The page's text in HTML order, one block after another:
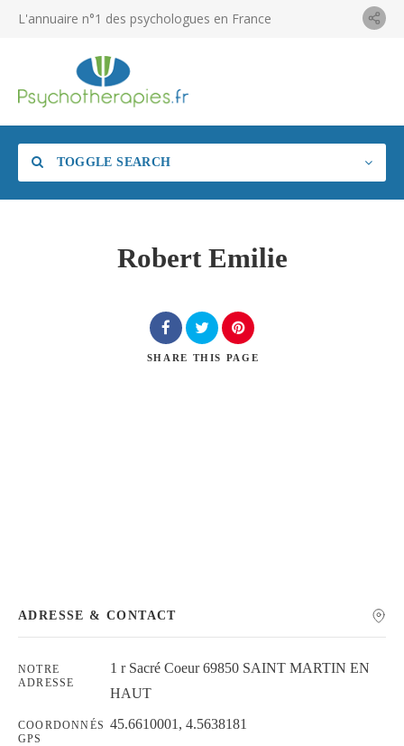
L'annuaire n°1 des psychologues en France
TOGGLE SEARCH
Robert Emilie
SHARE THIS PAGE
ADRESSE & CONTACT
NOTRE
ADRESSE
1 r Sacré Coeur 69850 SAINT MARTIN EN
HAUT
COORDONNÉS
GPS
45.6610001, 4.5638181